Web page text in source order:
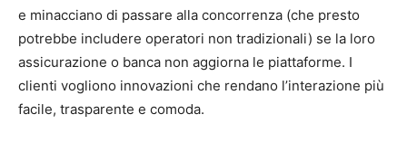
e minacciano di passare alla concorrenza (che presto
potrebbe includere operatori non tradizionali) se la loro
assicurazione o banca non aggiorna le piattaforme. I
clienti vogliono innovazioni che rendano l’interazione più
facile, trasparente e comoda.